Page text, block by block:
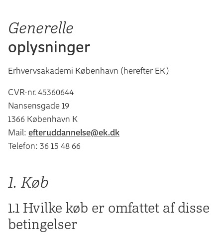
Generelle
oplysninger
Erhvervsakademi København (herefter EK)
CVR-nr. 45360644
Nansensgade 19
1366 København K
Mail: efteruddannelse@ek.dk
Telefon: 36 15 48 66
1. Køb
1.1 Hvilke køb er omfattet af disse
betingelser